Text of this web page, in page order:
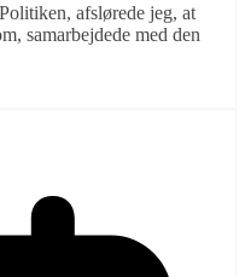
afslørede jeg, at
samarbejdede med den